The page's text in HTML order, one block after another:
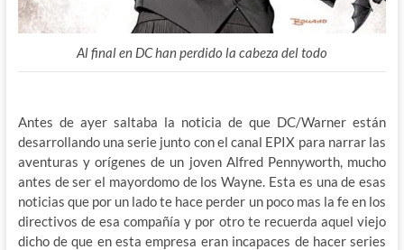
Al final en DC han perdido la cabeza del todo
Antes de ayer saltaba la noticia de que DC/Warner están
desarrollando una serie junto con el canal EPIX para narrar las
aventuras y orígenes de un joven Alfred Pennyworth, mucho
antes de ser el mayordomo de los Wayne. Esta es una de esas
noticias que por un lado te hace perder un poco mas la fe en los
directivos de esa compañía y por otro te recuerda aquel viejo
dicho de que en esta empresa eran incapaces de hacer series